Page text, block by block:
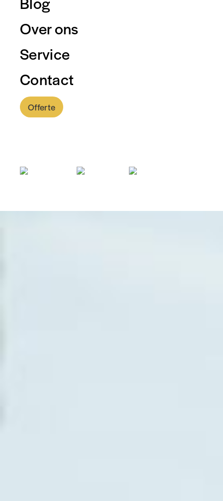
Over ons
Service
Contact
Offerte